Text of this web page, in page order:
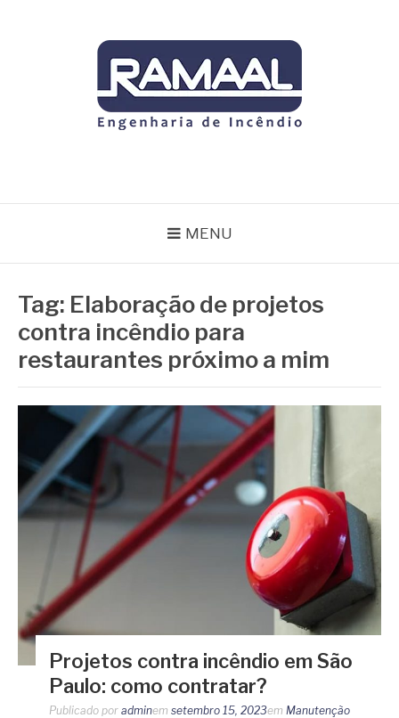
MENU
Tag: Elaboração de projetos
contra incêndio para
restaurantes próximo a mim
Projetos contra incêndio em São
Paulo: como contratar?
Publicado por adminem setembro 15, 2023em Manutenção